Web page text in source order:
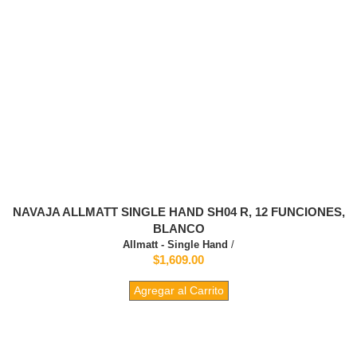
NAVAJA ALLMATT SINGLE HAND SH04 R, 12 FUNCIONES,
BLANCO
Allmatt - Single Hand /
$1,609.00
Agregar al Carrito